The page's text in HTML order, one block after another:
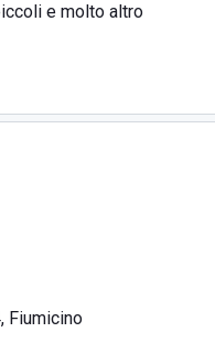
e molto altro
per chi vuole visitare una
Fiumicino